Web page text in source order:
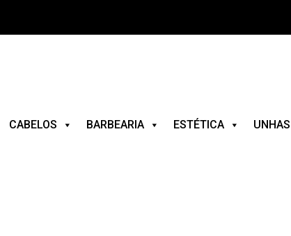
CABELOS BARBEARIA ESTÉTICA UNHAS